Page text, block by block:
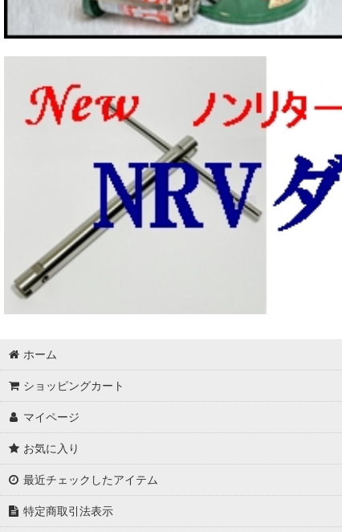
ホーム
ショッピングカート
マイページ
お気に入り
最近チェックしたアイテム
特定商取引法表示